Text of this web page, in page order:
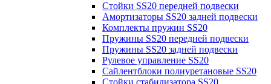
Стойки SS20 передней подвески
Амортизаторы SS20 задней подвески
Комплекты пружин SS20
Пружины SS20 передней подвески
Пружины SS20 задней подвески
Рулевое управление SS20
Сайлентблоки полиуретановые SS20
Стойки стабилизатора SS20